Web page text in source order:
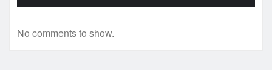
No comments to show.